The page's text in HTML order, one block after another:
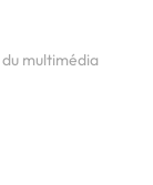
multimédia